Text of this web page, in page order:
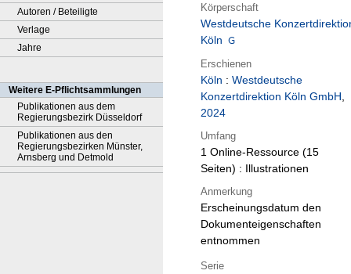
Autoren / Beteiligte
Verlage
Jahre
Weitere E-Pflichtsammlungen
Publikationen aus dem
Regierungsbezirk Düsseldorf
Publikationen aus den
Regierungsbezirken Münster,
Arnsberg und Detmold
Körperschaft
Westdeutsche
Köln
Erschienen
Köln : Westdeutsche
Konzertdirektion Köln GmbH,
2024
Umfang
1 Online-Ressource (15
Seiten) : Illustrationen
Anmerkung
Erscheinungsdatum den
Dokumenteigenschaften
entnommen
Serie